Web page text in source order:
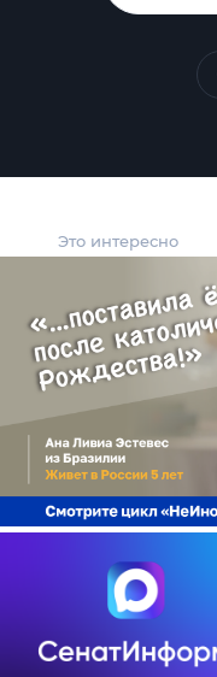
Это интересно